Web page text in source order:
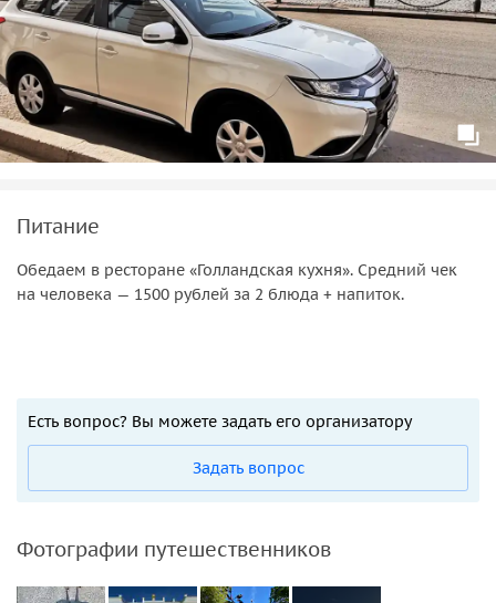
Питание
Обедаем в ресторане «Голландская кухня». Средний чек
на человека — 1500 рублей за 2 блюда + напиток.
Есть вопрос? Вы можете задать его организатору
Задать вопрос
Фотографии путешественников